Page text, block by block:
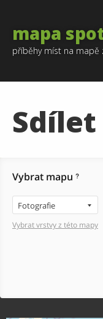
mapa
příběhy míst na mapě
Vybrat mapu ?
Fotografie
Vybrat vrstvy z této mapy